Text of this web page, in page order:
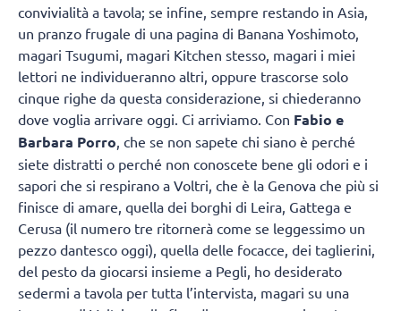
convivialità a tavola; se infine, sempre restando in Asia,
un pranzo frugale di una pagina di Banana Yoshimoto,
magari Tsugumi, magari Kitchen stesso, magari i miei
lettori ne individueranno altri, oppure trascorse solo
cinque righe da questa considerazione, si chiederanno
dove voglia arrivare oggi. Ci arriviamo. Con Fabio e
Barbara Porro , che se non sapete chi siano è perché
siete distratti o perché non conoscete bene gli odori e i
sapori che si respirano a Voltri, che è la Genova che più si
finisce di amare, quella dei borghi di Leira, Gattega e
Cerusa (il numero tre ritornerà come se leggessimo un
pezzo dantesco oggi), quella delle focacce, dei taglierini,
del pesto da giocarsi insieme a Pegli, ho desiderato
sedermi a tavola per tutta l’intervista, magari su una